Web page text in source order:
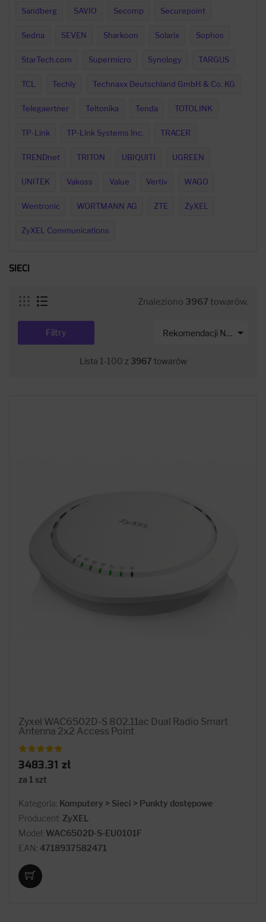
Sandberg SAVIO Secomp Securepoint
Sedna SEVEN Sharkoon Solarix Sophos
StarTech.com Supermicro Synology TARGUS
TCL Techly Technaxx Deutschland GmbH & Co. KG
Telegaertner Teltonika Tenda TOTOLINK
TP-Link TP-Link Systems Inc. TRACER
TRENDnet TRITON UBIQUITI UGREEN
UNITEK Vakoss Value Vertiv WAGO
Wentronic WORTMANN AG ZTE ZyXEL
ZyXEL Communications
SIECI
Znaleziono 3967 towarów.
Rekomendacji Net-s 
Filtry
Lista 1-100 z 3967 towarów
Zyxel WAC6502D-S 802.11ac Dual Radio Smart
Antenna 2x2 Access Point
3483.31 zł
za 1 szt
Kategoria: Komputery > Sieci > Punkty dostępowe
Producent: ZyXEL
Model: WAC6502D-S-EU0101F
EAN: 4718937582471